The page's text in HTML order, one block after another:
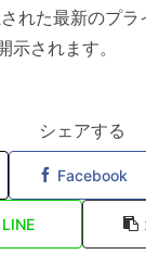
れた最新のプ
示されます。
シェアする
Facebook
LINE